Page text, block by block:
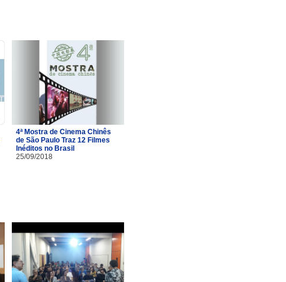
4ª Mostra de Cinema Chinês
de São Paulo Traz 12 Filmes
Inéditos no Brasil
25/09/2018